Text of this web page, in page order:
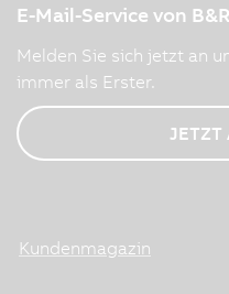
E-Mail-Service von B&R
Melden Sie sich jetzt an
immer als Erster.
JETZT
Kundenmagazin